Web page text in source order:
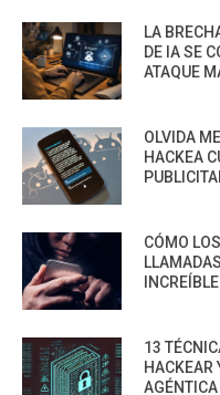
LA
DE IA SE
ATAQUE
OLVIDA
HACKEA
CÓMO
13
HACKEAR
AGÉNTICA